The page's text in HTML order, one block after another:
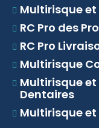
Multirisque et
RC Pro des
RC Pro
Multirisque
Multirisque et
Dentaires
Multirisque et